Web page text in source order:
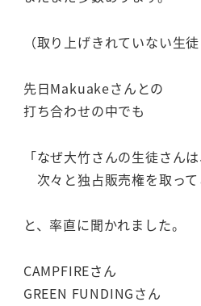
（取り上げきれていない生
先日Makuakeさんとの
打ち合わせの中でも
「なぜ大竹さんの生徒さんは
次々と独占販売権を取って
と、率直に聞かれました。
CAMPFIREさん
GREEN FUNDINGさん